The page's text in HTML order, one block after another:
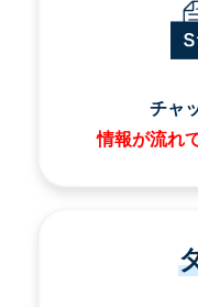
チャ
情報が流れ